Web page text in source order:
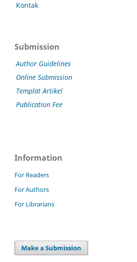
Kontak
Submission
Author Guidelines
Online Submission
Templat Artikel
Publication Fee
Information
For Readers
For Authors
For Librarians
Make a Submission